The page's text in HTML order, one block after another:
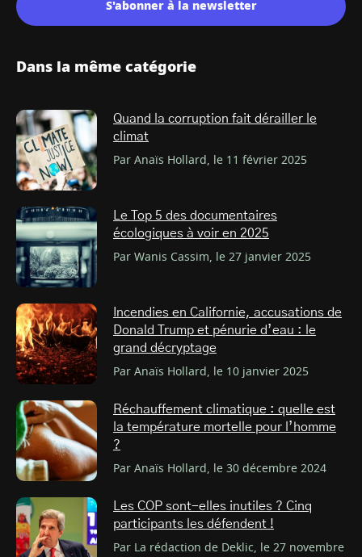
S'abonner à la newsletter
Dans la même catégorie
Quand la corruption fait dérailler le
climat
Par Anaïs Hollard, le 11 février 2025
Le Top 5 des documentaires
écologiques à voir en 2025
Par Wanis Cassim, le 27 janvier 2025
Incendies en Californie, accusations de
Donald Trump et pénurie d’eau : le
grand décryptage
Par Anaïs Hollard, le 10 janvier 2025
Réchauffement climatique : quelle est
la température mortelle pour l’homme
?
Par Anaïs Hollard, le 30 décembre 2024
Les COP sont-elles inutiles ? Cinq
participants les défendent !
Par La rédaction de Deklic, le 27 novembre